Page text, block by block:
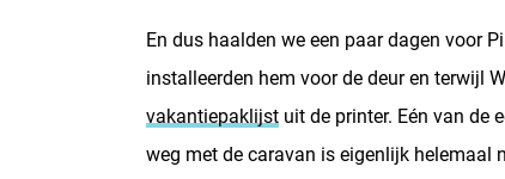
En dus haalden we een paar dagen voor
installeerden hem voor de deur en terwijl
vakantiepaklijst uit de printer. Eén van de
weg met de caravan is eigenlijk